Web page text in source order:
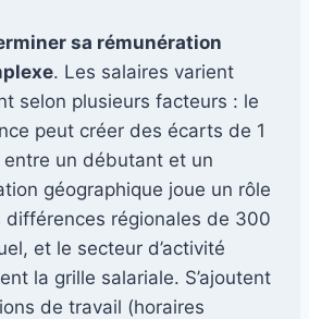
sa rémunération
. Les salaires varient
selon plusieurs facteurs : le
peut créer des écarts de 1
un débutant et un
géographique joue un rôle
différences régionales de 300
et le secteur d’activité
la grille salariale. S’ajoutent
de travail (horaires